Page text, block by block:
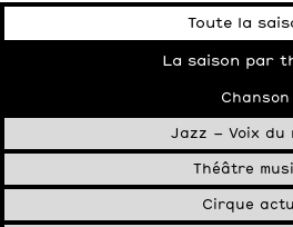
Toute la
La saison par
Chanson
Jazz – Voix du
Théâtre
Cirque